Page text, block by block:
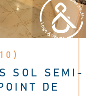
SOL SEMI-
DE